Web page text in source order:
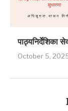
पाठ्यनिर्देशिका
October 5,